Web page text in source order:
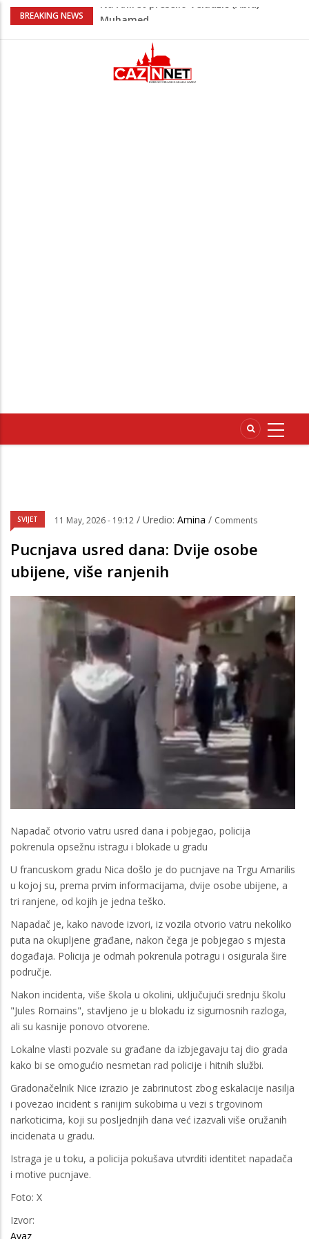
BREAKING NEWS
U Americi na Ahiret preselila Dervišević
Milionske odluke na sjednici Vlade USK:
Evo kome je dodijeljen novac
Američki kongresmeni traže od Trumpa:
SVIJET 11 May, 2026 - 19:12 / Uredio: Amina / Comments
Pucnjava usred dana: Dvije osobe
ubijene, više ranjenih
Napadač otvorio vatru usred dana i pobjegao, policija
pokrenula opsežnu istragu i blokade u gradu
U francuskom gradu Nica došlo je do pucnjave na Trgu Amarilis
u kojoj su, prema prvim informacijama, dvije osobe ubijene, a
tri ranjene, od kojih je jedna teško.
Napadač je, kako navode izvori, iz vozila otvorio vatru nekoliko
puta na okupljene građane, nakon čega je pobjegao s mjesta
događaja. Policija je odmah pokrenula potragu i osigurala šire
područje.
Nakon incidenta, više škola u okolini, uključujući srednju školu
"Jules Romains", stavljeno je u blokadu iz sigurnosnih razloga,
ali su kasnije ponovo otvorene.
Lokalne vlasti pozvale su građane da izbjegavaju taj dio grada
kako bi se omogućio nesmetan rad policije i hitnih službi.
Gradonačelnik Nice izrazio je zabrinutost zbog eskalacije nasilja
i povezao incident s ranijim sukobima u vezi s trgovinom
narkoticima, koji su posljednjih dana već izazvali više oružanih
incidenata u gradu.
Istraga je u toku, a policija pokušava utvrditi identitet napadača
i motive pucnjave.
Foto: X
Izvor:
Avaz